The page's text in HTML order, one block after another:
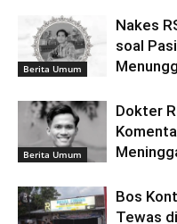
Berita Umum
Nakes
soal
Berita Umum
Dokter
Bos
Tewas